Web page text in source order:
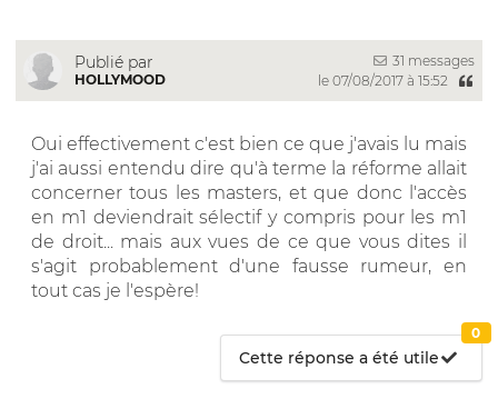
Publié par
HOLLYMOOD
31 messages
le 07/08/2017 à 15:52
Oui effectivement c'est bien ce que j'avais lu mais
j'ai aussi entendu dire qu'à terme la réforme allait
concerner tous les masters, et que donc l'accès
en m1 deviendrait sélectif y compris pour les m1
de droit... mais aux vues de ce que vous dites il
s'agit probablement d'une fausse rumeur, en
tout cas je l'espère!
Cette réponse a été utile
0